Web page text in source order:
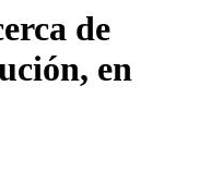
de
en